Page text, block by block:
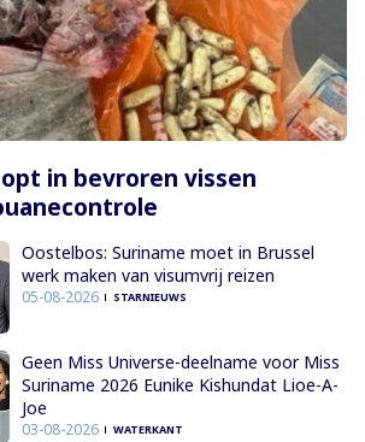
in bevroren vissen
Oostelbos: Suriname moet in Brussel
werk maken van visumvrij reizen
05-08-2026 STARNIEUWS
Geen Miss Universe-deelname voor Miss
Suriname 2026 Eunike Kishundat Lioe-A-
Joe
03-08-2026 WATERKANT